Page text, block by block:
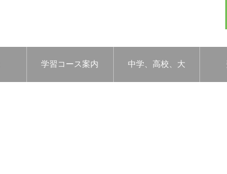
学習コース案内 中学、高校、大